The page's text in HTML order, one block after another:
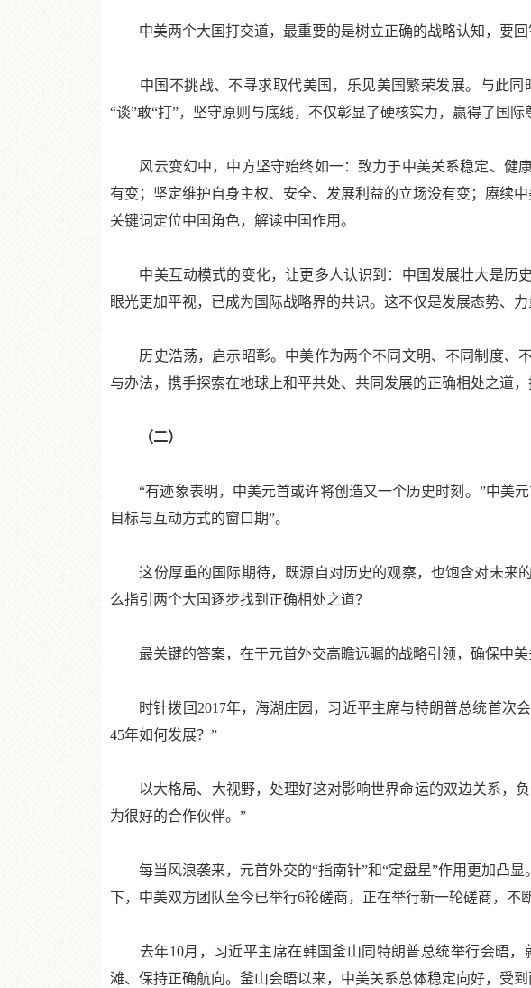
中美两个大国打交道，最重要的是树立正确的战略认知，要回
中国不挑战、不寻求取代美国，乐见美国繁荣发展。与此同
“谈”敢“打”，坚守原则与底线，不仅彰显了硬核实力，赢得了国
风云变幻中，中方坚守始终如一：致力于中美关系稳定、健
有变；坚定维护自身主权、安全、发展利益的立场没有变；赓续
关键词定位中国角色，解读中国作用。
中美互动模式的变化，让更多人认识到：中国发展壮大是历
眼光更加平视，已成为国际战略界的共识。这不仅是发展态势、
历史浩荡，启示昭彰。中美作为两个不同文明、不同制度、
与办法，携手探索在地球上和平共处、共同发展的正确相处之道
（二）
“有迹象表明，中美元首或许将创造又一个历史时刻。”中美元
目标与互动方式的窗口期”。
这份厚重的国际期待，既源自对历史的观察，也饱含对未来
么指引两个大国逐步找到正确相处之道？
最关键的答案，在于元首外交高瞻远瞩的战略引领，确保中美
时针拨回2017年，海湖庄园，习近平主席与特朗普总统首次会
45年如何发展？”
以大格局、大视野，处理好这对影响世界命运的双边关系，负
为很好的合作伙伴。”
每当风浪袭来，元首外交的“指南针”和“定盘星”作用更加凸显
下，中美双方团队至今已举行6轮磋商，正在举行新一轮磋商，不
去年10月，习近平主席在韩国釜山同特朗普总统举行会晤，
滩、保持正确航向。釜山会晤以来，中美关系总体稳定向好，受到